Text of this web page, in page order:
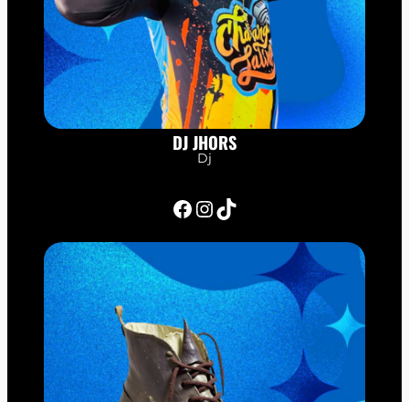
DJ JHORS
Dj
Facebook InstagramTikTok